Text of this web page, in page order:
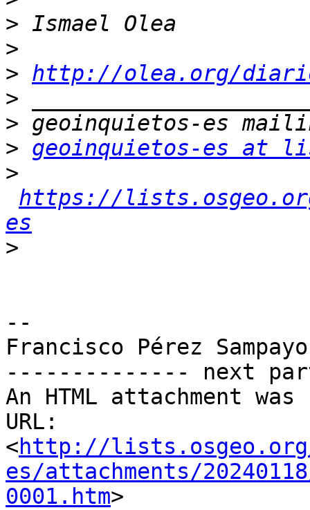
>
>
> http://olea.org/
>
>
> geoinquietos-es at
>
https://
es
>
--
Francisco Pérez Sampayo
-------------- next
An HTML attachment
URL:
<http://
es/attachments/
0001.htm